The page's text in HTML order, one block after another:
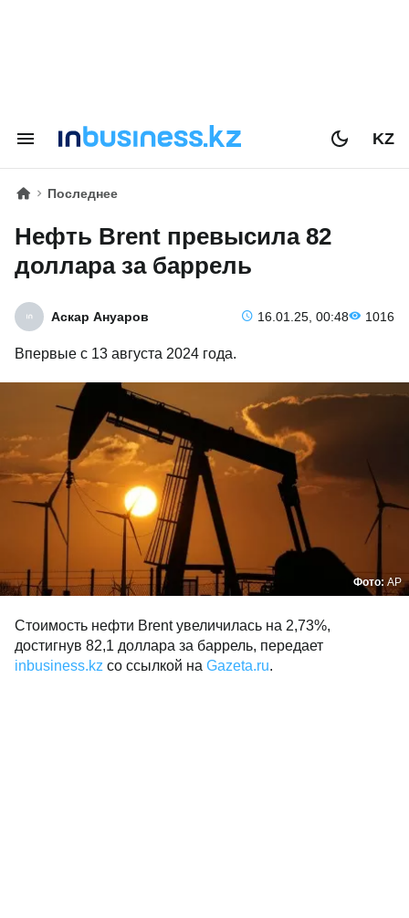
KZ
Последнее
Нефть Brent превысила 82
доллара за баррель
Аскар Ануаров 16.01.25, 00:48 1016
Впервые с 13 августа 2024 года.
Фото: AP
Стоимость нефти Brent увеличилась на 2,73%,
достигнув 82,1 доллара за баррель, передает
inbusiness.kz со ссылкой на Gazeta.ru.